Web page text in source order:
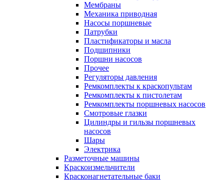
Мембраны
Механика приводная
Насосы поршневые
Патрубки
Пластификаторы и масла
Подшипники
Поршни насосов
Прочее
Регуляторы давления
Ремкомплекты к краскопультам
Ремкомплекты к пистолетам
Ремкомплекты поршневых насосов
Смотровые глазки
Цилиндры и гильзы поршневых
насосов
Шары
Электрика
Разметочные машины
Краскоизмельчители
Красконагнетательные баки